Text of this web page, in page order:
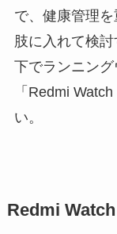
で、健康管理
肢に入れて検
下でランニング
「Redmi
い。
Redmi